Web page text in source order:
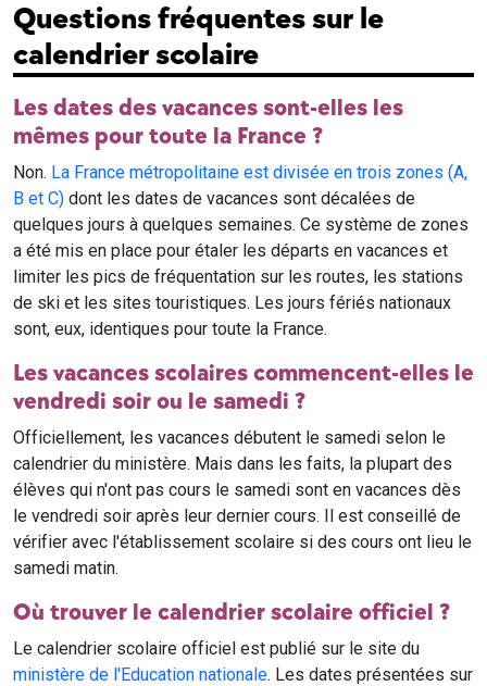
Questions fréquentes sur le
calendrier scolaire
Les dates des vacances sont-elles les
mêmes pour toute la France ?
Non. La France métropolitaine est divisée en trois zones (A,
B et C) dont les dates de vacances sont décalées de
quelques jours à quelques semaines. Ce système de zones
a été mis en place pour étaler les départs en vacances et
limiter les pics de fréquentation sur les routes, les stations
de ski et les sites touristiques. Les jours fériés nationaux
sont, eux, identiques pour toute la France.
Les vacances scolaires commencent-elles le
vendredi soir ou le samedi ?
Officiellement, les vacances débutent le samedi selon le
calendrier du ministère. Mais dans les faits, la plupart des
élèves qui n'ont pas cours le samedi sont en vacances dès
le vendredi soir après leur dernier cours. Il est conseillé de
vérifier avec l'établissement scolaire si des cours ont lieu le
samedi matin.
Où trouver le calendrier scolaire officiel ?
Le calendrier scolaire officiel est publié sur le site du
ministère de l'Education nationale. Les dates présentées sur